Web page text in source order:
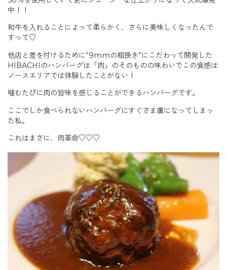
中！！
和牛を入れることによって柔らかく、さらに美味しくなったんで
すって♡
他店と差を付けるために”9mmの粗挽き”にこだわって開発した
HIBACHIのハンバーグは「肉」のそのものの味わいでこの食感は
ノースエリアでは体験したことがない！
噛むたびに肉の旨味を感じることができるハンバーグです。
ここでしか食べられないハンバーグにすぐさま虜になってしまっ
た私。
これはまさに、肉革命♡♡♡